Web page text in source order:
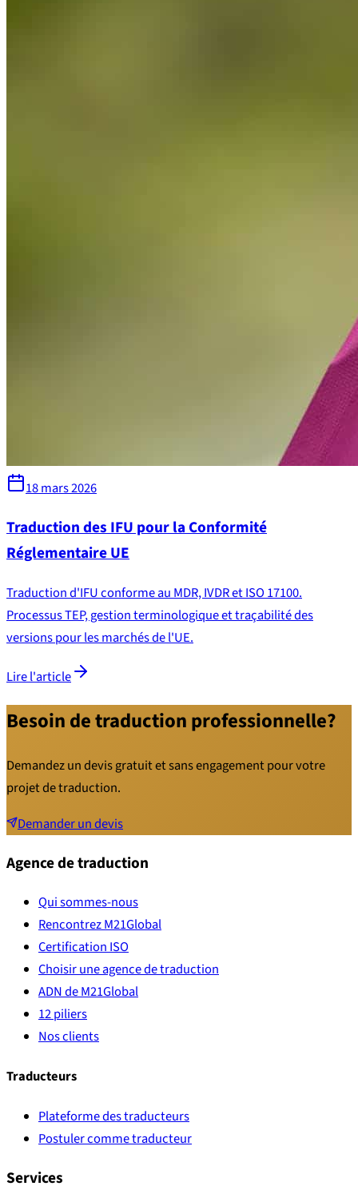
18 mars 2026
Traduction des IFU pour la Conformité
Réglementaire UE
Traduction d'IFU conforme au MDR, IVDR et ISO 17100.
Processus TEP, gestion terminologique et traçabilité des
versions pour les marchés de l'UE.
Lire l'article
Besoin de traduction professionnelle?
Demandez un devis gratuit et sans engagement pour votre
projet de traduction.
Demander un devis
Agence de traduction
Qui sommes-nous
Rencontrez M21Global
Certification ISO
Choisir une agence de traduction
ADN de M21Global
12 piliers
Nos clients
Traducteurs
Plateforme des traducteurs
Postuler comme traducteur
Services